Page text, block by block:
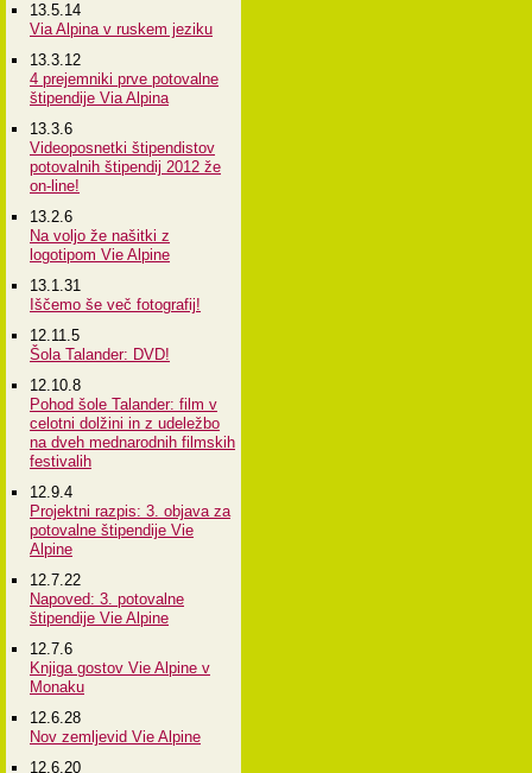
13.5.14
Via Alpina v ruskem jeziku
13.3.12
4 prejemniki prve potovalne
štipendije Via Alpina
13.3.6
Videoposnetki štipendistov
potovalnih štipendij 2012 že
on-line!
13.2.6
Na voljo že našitki z
logotipom Vie Alpine
13.1.31
Iščemo še več fotografij!
12.11.5
Šola Talander: DVD!
12.10.8
Pohod šole Talander: film v
celotni dolžini in z udeležbo
na dveh mednarodnih filmskih
festivalih
12.9.4
Projektni razpis: 3. objava za
potovalne štipendije Vie
Alpine
12.7.22
Napoved: 3. potovalne
štipendije Vie Alpine
12.7.6
Knjiga gostov Vie Alpine v
Monaku
12.6.28
Nov zemljevid Vie Alpine
12.6.20